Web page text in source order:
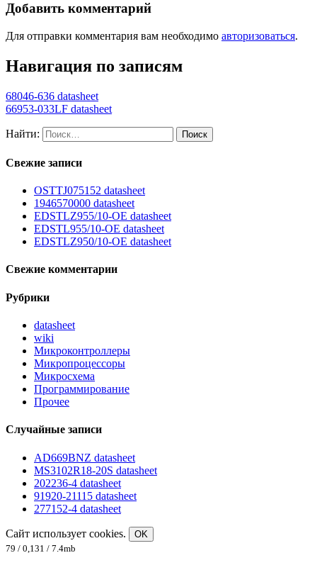
Добавить комментарий
Для отправки комментария вам необходимо авторизоваться.
Навигация по записям
68046-636 datasheet
66953-033LF datasheet
Найти:
Свежие записи
OSTTJ075152 datasheet
1946570000 datasheet
EDSTLZ955/10-OE datasheet
EDSTL955/10-OE datasheet
EDSTLZ950/10-OE datasheet
Свежие комментарии
Рубрики
datasheet
wiki
Микроконтроллеры
Микропроцессоры
Микросхема
Программирование
Прочее
Случайные записи
AD669BNZ datasheet
MS3102R18-20S datasheet
202236-4 datasheet
91920-21115 datasheet
277152-4 datasheet
Сайт использует cookies.
OK
79 / 0,131 / 7.4mb